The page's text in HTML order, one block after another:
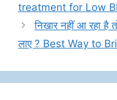
treatment for Low
निखार नहीं आ रहा है
लाए ? Best Way to